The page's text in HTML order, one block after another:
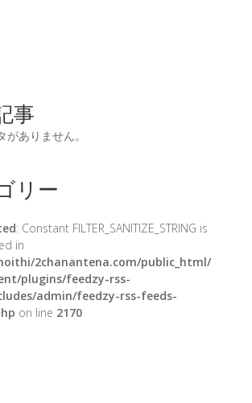
事
がありません。
リー
: Constant FILTER_SANITIZE_STRING is
in
2chanantena.com/public_html/
plugins/feedzy-rss-
admin/feedzy-rss-feeds-
on line 2170